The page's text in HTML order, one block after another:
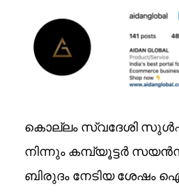
കൊല്ലം സ്വദേശി
നിന്നും കമ്പ്യൂട്ടർ
ബിരുദം നേടിയ ശേഷം